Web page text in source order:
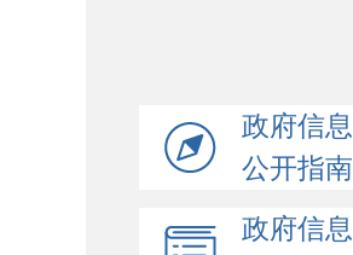
政府信息
公开指南
政府信息